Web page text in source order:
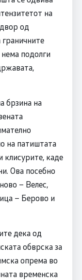
на
од
подолги
брзина на
на патиштата
клисурите, каде
Ова посебно
– Велес,
– Берово и
дека од
обврска за
опрема во
временска